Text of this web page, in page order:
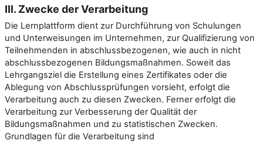
III. Zwecke der Verarbeitung
Die Lernplattform dient zur Durchführung von Schulungen
und Unterweisungen im Unternehmen, zur Qualifizierung von
Teilnehmenden in abschlussbezogenen, wie auch in nicht
abschlussbezogenen Bildungsmaßnahmen. Soweit das
Lehrgangsziel die Erstellung eines Zertifikates oder die
Ablegung von Abschlussprüfungen vorsieht, erfolgt die
Verarbeitung auch zu diesen Zwecken. Ferner erfolgt die
Verarbeitung zur Verbesserung der Qualität der
Bildungsmaßnahmen und zu statistischen Zwecken.
Grundlagen für die Verarbeitung sind